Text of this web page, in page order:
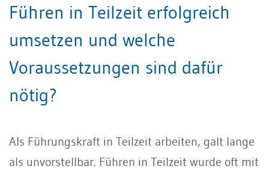
Führen in Teilzeit erfolgreich
umsetzen und welche
Voraussetzungen sind dafür
nötig?
Als Führungskraft in Teilzeit arbeiten, galt lange
als unvorstellbar. Führen in Teilzeit wurde oft mit